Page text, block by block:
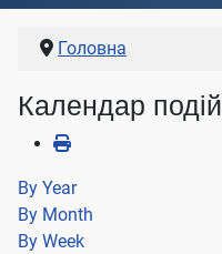
Головна
Календар подій
By Year
By Month
By Week